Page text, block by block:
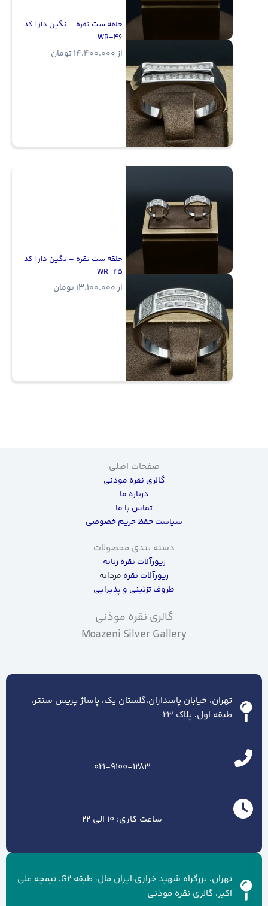
حلقه ست نقره – نگین دار | کد
WR-46
از14.400.000 تومان
حلقه ست نقره – نگین دار | کد
WR-45
از13.100.000 تومان
صفحات اصلی
گالری نقره موذنی
درباره ما
تماس با ما
سیاست حفظ حریم خصوصی
دسته بندی محصولات
زیورآلات نقره زنانه
زیورآلات نقره مردانه
ظروف تزئینی و پذیرایی
گالری نقره موذنی
Moazeni Silver Gallery
تهران، خیابان پاسداران،گلستان یک، پاساژ پریس سنتر،
طبقه اول، پلاک ۲۳
021-9100-1283
ساعت کاری: 10 الی 22
تهران، بزرگراه شهید خرازی،ایران مال، طبقه G2، تیمچه علی
اکبر، گالری نقره موذنی